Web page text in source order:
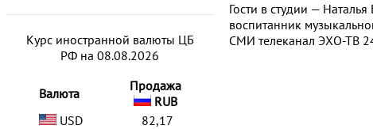
Курс иностранной валюты ЦБ
РФ на 08.08.2026
Валюта
Продажа
RUB
USD
82,17
Гости в студии —
воспитанник
СМИ телеканал ЭХО-ТВ